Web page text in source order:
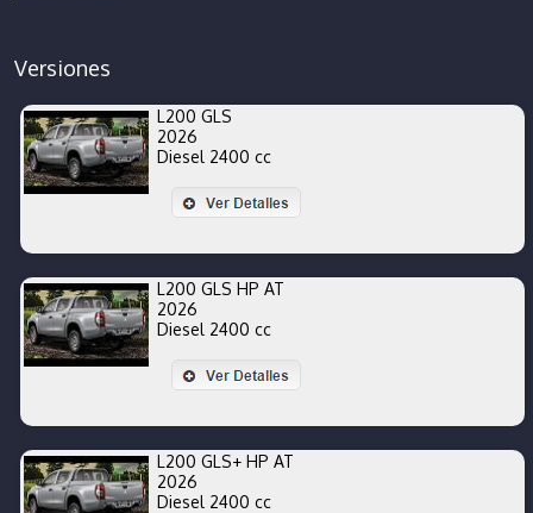
Versiones
L200 GLS
2026
Diesel 2400 cc
L200 GLS HP AT
2026
Diesel 2400 cc
L200 GLS+ HP AT
2026
Diesel 2400 cc